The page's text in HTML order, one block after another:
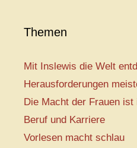
Themen
Mit Inslewis die Welt
Herausforderungen
Die Macht der Frauen ist
Beruf und Karriere
Vorlesen macht schlau